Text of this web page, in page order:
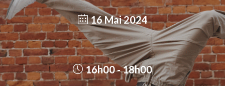
16 Mai 2024
16h00 - 18h00